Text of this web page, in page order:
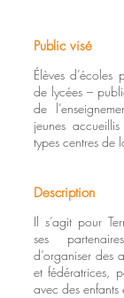
Public visé
Élèves
de lycées –
de
jeunes
types centres de
Description
Il s’agit pour
ses
d’organiser des
et fédératrices,
avec des enfants